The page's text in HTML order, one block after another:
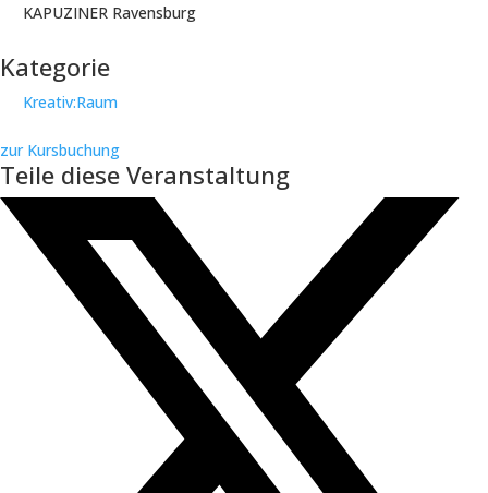
KAPUZINER Ravensburg
Kategorie
Kreativ:Raum
zur Kursbuchung
Teile diese Veranstaltung